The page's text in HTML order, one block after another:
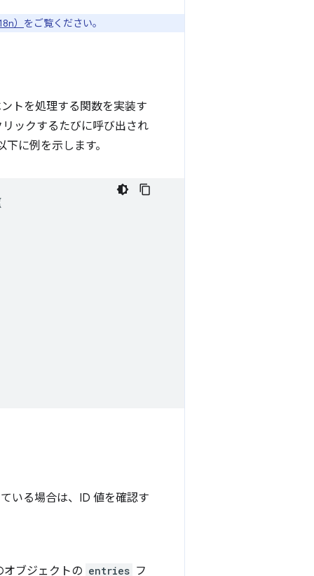
） をご覧ください。
トを処理する関数を実装す
ックするたびに呼び出され
に例を示します。
いる場合は、ID 値を確認す
ブジェクトの entries フ